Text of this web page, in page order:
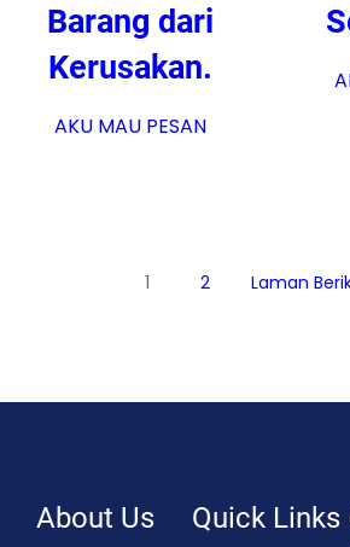
Barang dari
Kerusakan.
AKU MAU PESAN
1 2 Laman
About Us Quick Links